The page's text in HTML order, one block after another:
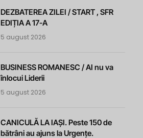
DEZBATEREA ZILEI / START , SFR
EDIȚIA A 17-A
5 august 2026
BUSINESS ROMANESC / AI nu va
înlocui Liderii
5 august 2026
CANICULĂ LA IAȘI. Peste 150 de
bătrâni au ajuns la Urgențe.